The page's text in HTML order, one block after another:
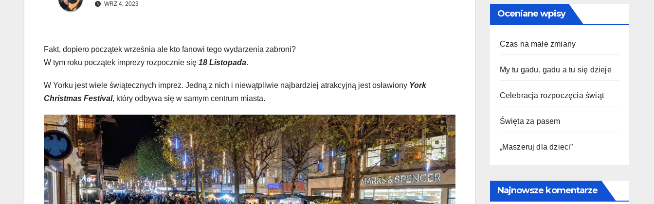
WRZ 4, 2023
Fakt, dopiero początek września ale kto fanowi tego wydarzenia zabroni?
W tym roku początek imprezy rozpocznie się 18 Listopada.
W Yorku jest wiele świątecznych imprez. Jedną z nich i niewątpliwie najbardziej atrakcyjną jest osławiony York
Christmas Festival, który odbywa się w samym centrum miasta.
Oceniane wpisy
Czas na małe zmiany
My tu gadu, gadu a tu się dzieje
Celebracja rozpoczęcia świąt
Święta za pasem
„Maszeruj dla dzieci”
Najnowsze komentarze